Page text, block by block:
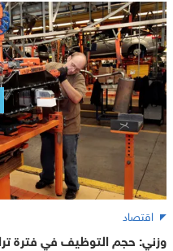
اقتصاد
وزني: حجم التوظيف في فترة